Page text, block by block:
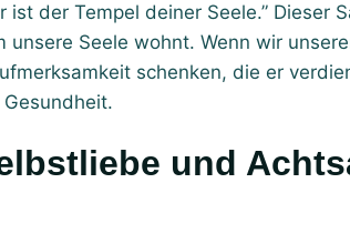
ist der Tempel deiner Seele.” Dieser
Seele wohnt. Wenn wir
schenken, die er